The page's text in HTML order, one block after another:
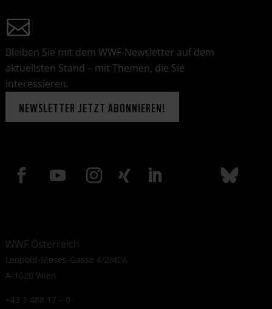
Bleiben Sie mit dem WWF-Newsletter auf dem
aktuellsten Stand – mit Themen, die Sie
interessieren.
NEWSLETTER JETZT ABONNIEREN!
WWF Österreich
Leopold-Moses-Gasse 4/2/40A
A-1020 Wien
+43 1 488 17 – 0